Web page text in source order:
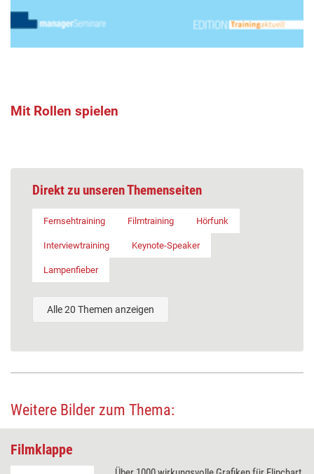
Mit Rollen spielen
Direkt zu unseren Themenseiten
Fernsehtraining Filmtraining Hörfunk
Interviewtraining Keynote-Speaker
Lampenfieber
Alle 20 Themen anzeigen
Weitere Bilder zum Thema:
Filmklappe